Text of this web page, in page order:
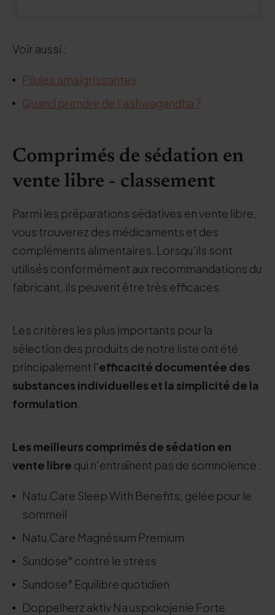
Voir aussi :
Pilules amaigrissantes
Quand prendre de l'ashwagandha ?
Comprimés de sédation en
vente libre - classement
Parmi les préparations sédatives en vente libre,
vous trouverez des médicaments et des
compléments alimentaires. Lorsqu'ils sont
utilisés conformément aux recommandations du
fabricant, ils peuvent être très efficaces.
Les critères les plus importants pour la
sélection des produits de notre liste ont été
principalement l'efficacité documentée des
substances individuelles et la simplicité de la
formulation.
Les meilleurs comprimés de sédation en
vente libre qui n'entraînent pas de somnolence :
Natu.Care Sleep With Benefits, gelée pour le
sommeil
Natu.Care Magnésium Premium
Sundose° contre le stress
Sundose° Equilibre quotidien
Doppelherz aktiv Na uspokojenie Forte